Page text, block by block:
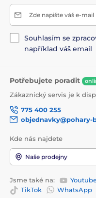
Zde napište váš e-mail
Souhlasím se
například váš email
Potřebujete poradit
Zákaznický servis je k
775 400 255
objednavky@pohary-
Kde nás najdete
Naše prodejny
Jsme také na:
TikTok
WhatsApp